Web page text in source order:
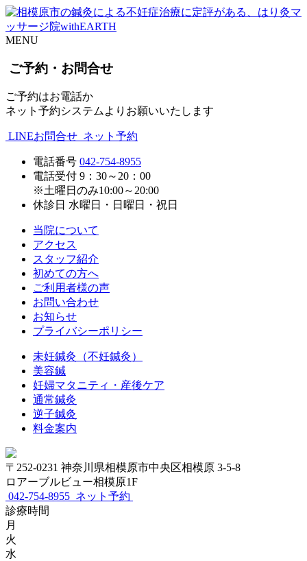
MENU
ご予約・お問合せ
ご予約はお電話か
ネット予約システムよりお願いいたします
LINEお問合せ ネット予約
電話番号 042-754-8955
電話受付 9：30～20：00
※土曜日のみ10:00～20:00
休診日 水曜日・日曜日・祝日
当院について
アクセス
スタッフ紹介
初めての方へ
ご利用者様の声
お問い合わせ
お知らせ
プライバシーポリシー
未妊鍼灸（不妊鍼灸）
美容鍼
妊婦マタニティ・産後ケア
通常鍼灸
逆子鍼灸
料金案内
〒252-0231 神奈川県相模原市中央区相模原 3-5-8
ロアーブルビュー相模原1F
042-754-8955 ネット予約
診療時間
月
火
水